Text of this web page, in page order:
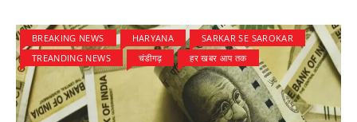
BREAKING NEWS HARYANA
SARKAR SE SAROKAR
TREANDING NEWS
चंडीगढ़ हर खबर आप तक